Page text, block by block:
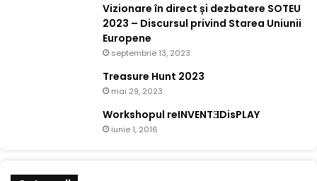
Vizionare în direct și dezbatere SOTEU
2023 – Discursul privind Starea Uniunii
Europene
septembrie 13, 2023
Treasure Hunt 2023
mai 29, 2023
Workshopul reINVENTƎDisPLAY
iunie 1, 2016